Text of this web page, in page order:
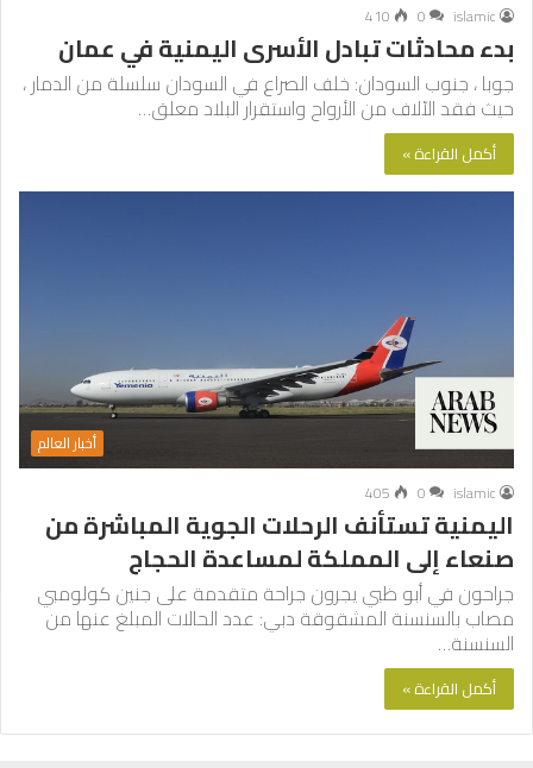
islamic
0
410
بدء محادثات تبادل الأسرى اليمنية في عمان
جوبا ، جنوب السودان: خلف الصراع في السودان سلسلة من الدمار ،
حيث فقد الآلاف من الأرواح واستقرار البلاد معلق…
أكمل القراءة »
أخبار العالم
islamic
0
405
اليمنية تستأنف الرحلات الجوية المباشرة من
صنعاء إلى المملكة لمساعدة الحجاج
جراحون في أبو ظبي يجرون جراحة متقدمة على جنين كولومبي
مصاب بالسنسنة المشقوقة دبي: عدد الحالات المبلغ عنها من
السنسنة…
أكمل القراءة »